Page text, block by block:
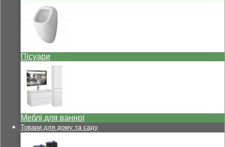
Пісуари
Меблі для ванної
Товари для дому та саду